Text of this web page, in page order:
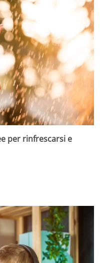
per rinfrescarsi e